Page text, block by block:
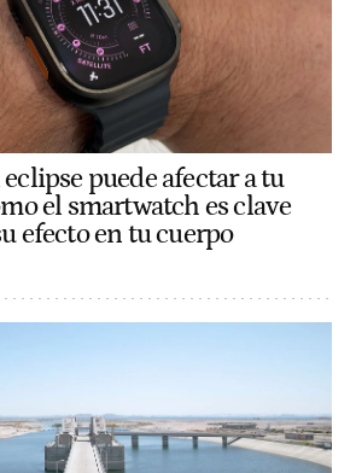
puede afectar a tu
el smartwatch es clave
efecto en tu cuerpo